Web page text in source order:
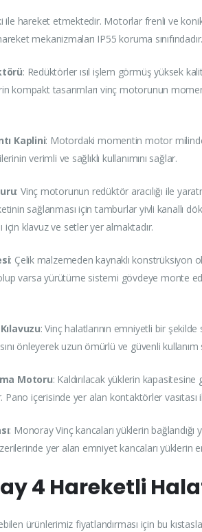
hareket etmektedir. Motorlar frenli ve
mekanizmaları IP55 koruma
: Redüktörler ısıl işlem görmüş yüksek
kompakt tasarımları vinç motorunun
Kaplini: Motordaki momentin motor
verimli ve sağlıklı kullanımını sağlar.
: Vinç motorunun redüktör aracılığı ile
sağlanması için tamburlar yivli kanallı
için klavuz ve setler yer almaktadır.
: Çelik malzemeden kaynaklı konstrüksiyon
varsa yürütüme sistemi gövdeye monte
: Vinç halatlarının emniyetli bir şekilde
önleyerek uzun ömürlü ve güvenli kullanım
Motoru: Kaldırılacak yüklerin
içerisinde yer alan kontaktörler
: Monoray Vinç kancaları yüklerin
yer alan emniyet kancaları yüklerin
4 Hareketli
ürünlerimiz fiyatlandırması için bu